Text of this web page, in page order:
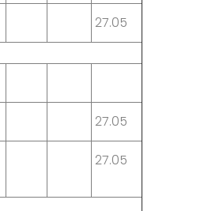
27.05
27.05
27.05